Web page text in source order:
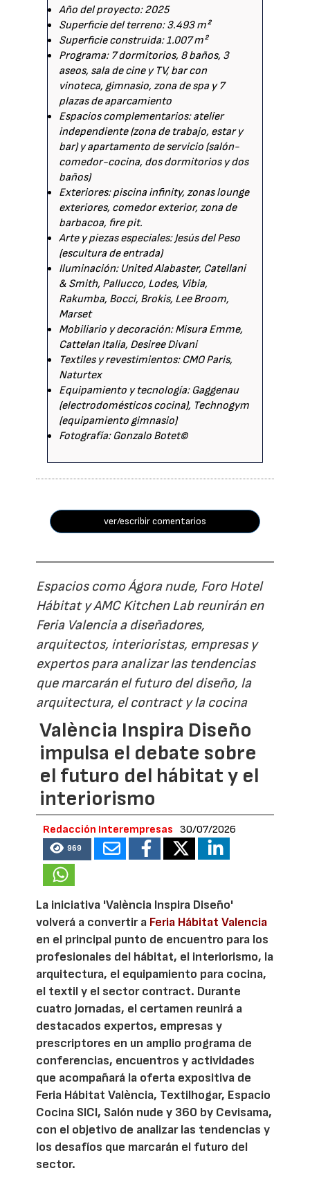
Año del proyecto: 2025
Superficie del terreno: 3.493 m²
Superficie construida: 1.007 m²
Programa: 7 dormitorios, 8 baños, 3
aseos, sala de cine y TV, bar con
vinoteca, gimnasio, zona de spa y 7
plazas de aparcamiento
Espacios complementarios: atelier
independiente (zona de trabajo, estar y
bar) y apartamento de servicio (salón-
comedor-cocina, dos dormitorios y dos
baños)
Exteriores: piscina infinity, zonas lounge
exteriores, comedor exterior, zona de
barbacoa, fire pit.
Arte y piezas especiales: Jesús del Peso
(escultura de entrada)
Iluminación: United Alabaster, Catellani
& Smith, Pallucco, Lodes, Vibia,
Rakumba, Bocci, Brokis, Lee Broom,
Marset
Mobiliario y decoración: Misura Emme,
Cattelan Italia, Desiree Divani
Textiles y revestimientos: CMO Paris,
Naturtex
Equipamiento y tecnología: Gaggenau
(electrodomésticos cocina), Technogym
(equipamiento gimnasio)
Fotografía: Gonzalo Botet©
ver/escribir comentarios
Espacios como Ágora nude, Foro Hotel
Hábitat y AMC Kitchen Lab reunirán en
Feria Valencia a diseñadores,
arquitectos, interioristas, empresas y
expertos para analizar las tendencias
que marcarán el futuro del diseño, la
arquitectura, el contract y la cocina
València Inspira Diseño
impulsa el debate sobre
el futuro del hábitat y el
interiorismo
Redacción Interempresas 30/07/2026
969
La iniciativa 'València Inspira Diseño'
volverá a convertir a Feria Hábitat Valencia
en el principal punto de encuentro para los
profesionales del hábitat, el interiorismo, la
arquitectura, el equipamiento para cocina,
el textil y el sector contract. Durante
cuatro jornadas, el certamen reunirá a
destacados expertos, empresas y
prescriptores en un amplio programa de
conferencias, encuentros y actividades
que acompañará la oferta expositiva de
Feria Hábitat València, Textilhogar, Espacio
Cocina SICI, Salón nude y 360 by Cevisama,
con el objetivo de analizar las tendencias y
los desafíos que marcarán el futuro del
sector.